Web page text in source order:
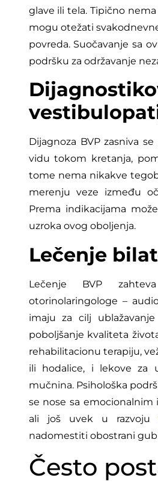
glave ili tela. Tipično
mogu otežati
povreda. Suočavanje sa
podršku za održavanje
Dijagnoza BVP zasniva
vidu tokom kretanja,
tome nema nikakve
merenju veze između
Prema indikacijama
uzroka ovog oboljenja.
Lečenje
Lečenje BVP
otorinolaringologe –
imaju za cilj
poboljšanje kvaliteta
rehabilitacionu terapiju,
ili hodalice, i lekove za
mučnina. Psihološka
se nose sa emocionalnim
ali još uvek u razvoju
nadomestiti obostrani
Često